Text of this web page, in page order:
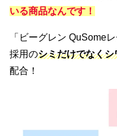
いる商品なんです ！
「ビーグレン QuSome
採用のシミだけでなく
配合！